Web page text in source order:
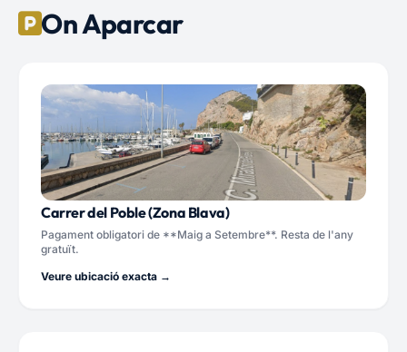
On Aparcar
Carrer del Poble (Zona Blava)
Pagament obligatori de **Maig a Setembre**. Resta de l'any
gratuït.
Veure ubicació exacta →